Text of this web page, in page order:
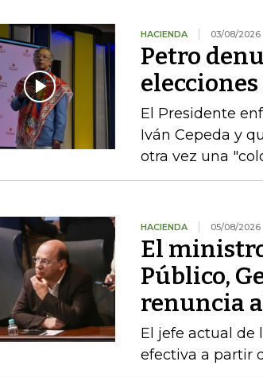
HACIENDA 03/08/2026
Petro
El Presidente
Iván Cepeda y
otra vez una
HACIENDA 05/08/2026
El
Público,
renuncia
El jefe actual de
efectiva a partir